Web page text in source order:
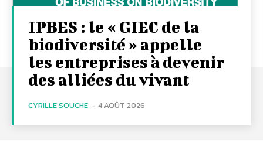
IPBES : le « GIEC de la
biodiversité » appelle
les entreprises à devenir
des alliées du vivant
CYRILLE SOUCHE - 4 AOÛT 2026